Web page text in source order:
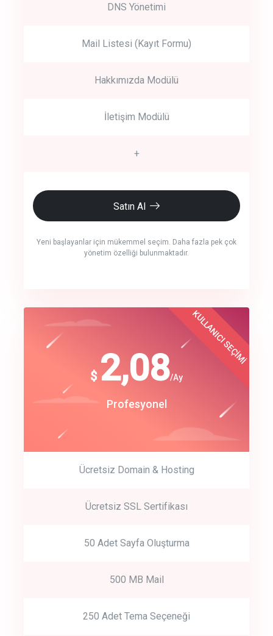
DNS Yönetimi
Mail Listesi (Kayıt Formu)
Hakkımızda Modülü
İletişim Modülü
+
Satın Al
Yeni başlayanlar için mükemmel seçim. Daha fazla pek çok
yönetim özelliği bulunmaktadır.
crm auto cync
track energy costs
Get Started
Start by trying our service for 30 days free trial no credit card
$ 2,08/Ay
Profesyonel
KULLANICI SEÇİMİ
Ücretsiz Domain & Hosting
Ücretsiz SSL Sertifikası
50 Adet Sayfa Oluşturma
500 MB Mail
250 Adet Tema Seçeneği
$
180
Start Up
Best Choice